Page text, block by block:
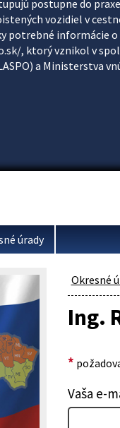
postupne do
vozidiel v
potrebné informácie
, ktorý vznikol v
a Ministerstva
úrady
Okresné
Ing.
*
Vaša e-